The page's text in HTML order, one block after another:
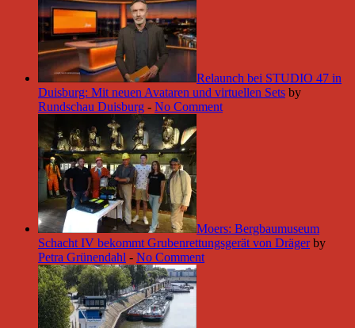
Relaunch bei STUDIO 47 in
Duisburg: Mit neuen Avataren und virtuellen Sets by
Rundschau Duisburg - No Comment
Moers: Bergbaumuseum
Schacht IV bekommt Grubenrettungsgerät von Dräger by
Petra Grünendahl - No Comment